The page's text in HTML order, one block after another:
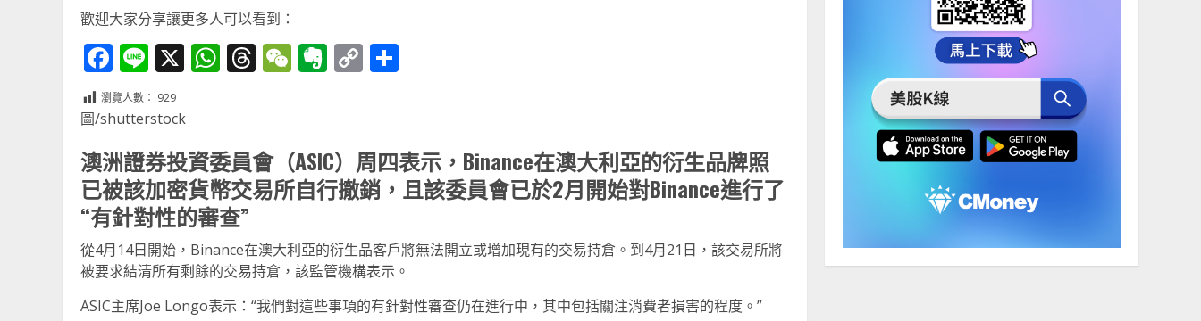
歡迎大家分享讓更多人可以看到：
Facebook
Line
X WhatsApp
Threads
WeChat
Evernote
Copy
瀏覽人數： 929
圖/shutterstock
澳洲證券投資委員會（ASIC）周四表示，Binance在澳大利亞的衍生品牌照
已被該加密貨幣交易所自行撤銷，且該委員會已於2月開始對Binance進行了
“有針對性的審查”
從4月14日開始，Binance在澳大利亞的衍生品客戶將無法開立或增加現有的交易持倉。到4月21日，該交易所將
被要求結清所有剩餘的交易持倉，該監管機構表示。
ASIC主席Joe Longo表示：“我們對這些事項的有針對性審查仍在進行中，其中包括關注消費者損害的程度。”